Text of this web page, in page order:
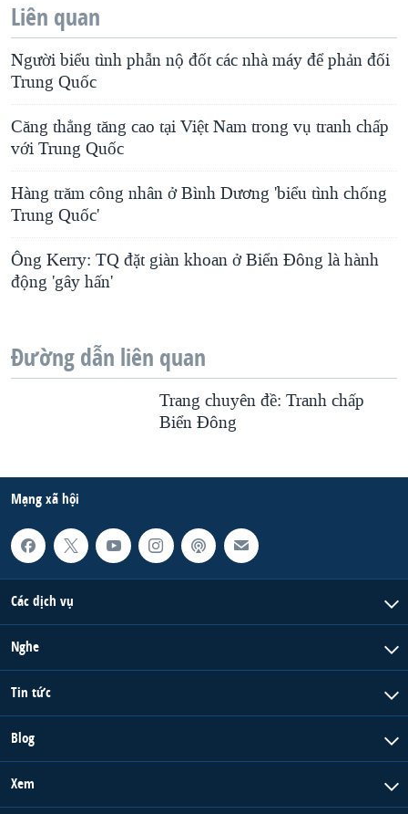
l
i
d
Liên quan
Người biểu tình phẫn nộ đốt các nhà máy để phản đối
Trung Quốc
Căng thẳng tăng cao tại Việt Nam trong vụ tranh chấp
với Trung Quốc
Hàng trăm công nhân ở Bình Dương 'biểu tình chống
Trung Quốc'
Ông Kerry: TQ đặt giàn khoan ở Biển Đông là hành
động 'gây hấn'
Đường dẫn liên quan
Trang chuyên đề: Tranh chấp
Biển Ðông
Mạng xã hội
Các dịch vụ
Nghe
Tin tức
Blog
Xem